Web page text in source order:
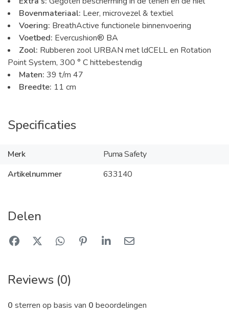
Bovenmateriaal: Leer, microvezel & textiel
Voering: BreathActive functionele binnenvoering
Voetbed: Evercushion® BA
Zool: Rubberen zool URBAN met ldCELL en Rotation
Point System, 300 ° C hittebestendig
Maten: 39 t/m 47
Breedte: 11 cm
Specificaties
Merk
Puma Safety
Artikelnummer
633140
Delen
Reviews (0)
0 sterren op basis van 0 beoordelingen